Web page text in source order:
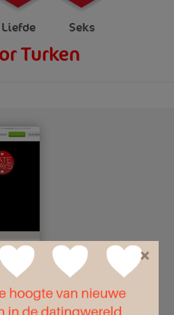
Liefde Seks
Turken
Bekijk direct foto's
jouw date!
×